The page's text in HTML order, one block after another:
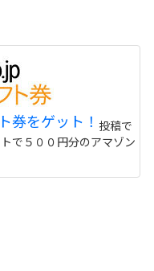
券をゲット！ 投稿で
で５００円分のアマゾン